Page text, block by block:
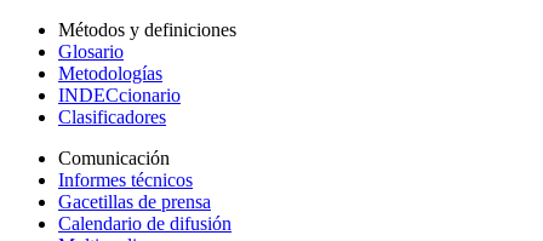
Métodos y definiciones
Glosario
Metodologías
INDECcionario
Clasificadores
Comunicación
Informes técnicos
Gacetillas de prensa
Calendario de difusión